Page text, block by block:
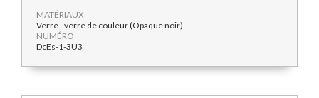
MATÉRIAUX
Verre - verre de couleur (Opaque noir)
NUMÉRO
DcEs-1-3U3